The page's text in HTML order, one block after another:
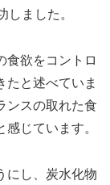
しました。
食欲をコントロ
たと述べていま
ンスの取れた食
じています。
にし、炭水化物